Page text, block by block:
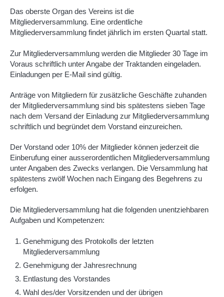
Das oberste Organ des Vereins ist die
Mitgliederversammlung. Eine ordentliche
Mitgliederversammlung findet jährlich im ersten Quartal statt.
Zur Mitgliederversammlung werden die Mitglieder 30 Tage im
Voraus schriftlich unter Angabe der Traktanden eingeladen.
Einladungen per E-Mail sind gültig.
Anträge von Mitgliedern für zusätzliche Geschäfte zuhanden
der Mitgliederversammlung sind bis spätestens sieben Tage
nach dem Versand der Einladung zur Mitgliederversammlung
schriftlich und begründet dem Vorstand einzureichen.
Der Vorstand oder 10% der Mitglieder können jederzeit die
Einberufung einer ausserordentlichen Mitgliederversammlung
unter Angaben des Zwecks verlangen. Die Versammlung hat
spätestens zwölf Wochen nach Eingang des Begehrens zu
erfolgen.
Die Mitgliederversammlung hat die folgenden unentziehbaren
Aufgaben und Kompetenzen:
Genehmigung des Protokolls der letzten
Mitgliederversammlung
Genehmigung der Jahresrechnung
Entlastung des Vorstandes
Wahl des/der Vorsitzenden und der übrigen